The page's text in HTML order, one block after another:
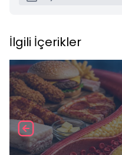
İlgili İçerikler